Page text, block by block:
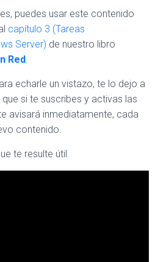
puedes usar este contenido
capítulo 3 (Tareas
Server) de nuestro libro
Red.
echarle un vistazo, te lo dejo a
si te suscribes y activas las
avisará inmediatamente, cada
contenido.
te resulte útil.